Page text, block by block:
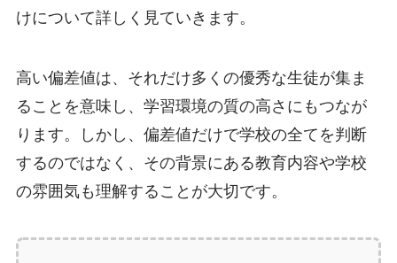
けについて詳しく見ていきます。
高い偏差値は、それだけ多くの優秀な生徒が集ま
ることを意味し、学習環境の質の高さにもつなが
ります。しかし、偏差値だけで学校の全てを判断
するのではなく、その背景にある教育内容や学校
の雰囲気も理解することが大切です。